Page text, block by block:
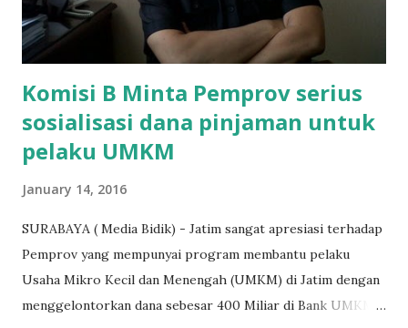
diwawancarai. "Benar, bilangnya wajib Rp 1,5 juta dan waktu
terakh...
Komisi B Minta Pemprov serius
sosialisasi dana pinjaman untuk
pelaku UMKM
January 14, 2016
SURABAYA ( Media Bidik) - Jatim sangat apresiasi terhadap
Pemprov yang mempunyai program membantu pelaku
Usaha Mikro Kecil dan Menengah (UMKM) di Jatim dengan
menggelontorkan dana sebesar 400 Miliar di Bank UMKM